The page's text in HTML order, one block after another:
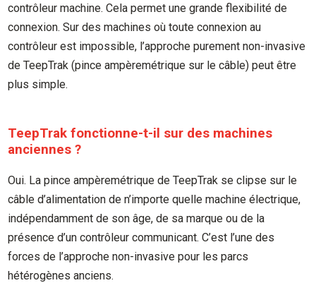
contrôleur machine. Cela permet une grande flexibilité de
connexion. Sur des machines où toute connexion au
contrôleur est impossible, l’approche purement non-invasive
de TeepTrak (pince ampèremétrique sur le câble) peut être
plus simple.
TeepTrak fonctionne-t-il sur des machines
anciennes ?
Oui. La pince ampèremétrique de TeepTrak se clipse sur le
câble d’alimentation de n’importe quelle machine électrique,
indépendamment de son âge, de sa marque ou de la
présence d’un contrôleur communicant. C’est l’une des
forces de l’approche non-invasive pour les parcs
hétérogènes anciens.